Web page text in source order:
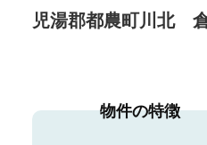
児湯郡都農町川北
物件の特徴